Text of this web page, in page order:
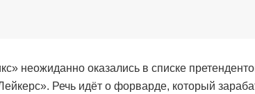
неожиданно оказались в списке
Речь идёт о форварде, который